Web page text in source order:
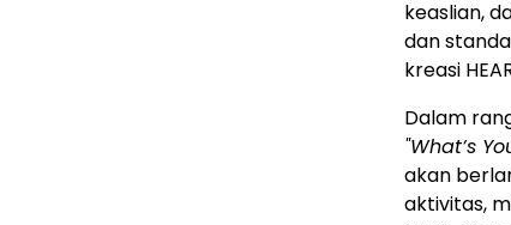
keaslian,
dan
kreasi
Dalam
"What’s
akan
aktivitas,